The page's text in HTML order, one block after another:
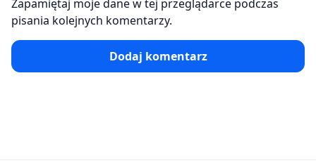
Zapamiętaj moje dane w tej przeglądarce podczas
pisania kolejnych komentarzy.
Dodaj komentarz